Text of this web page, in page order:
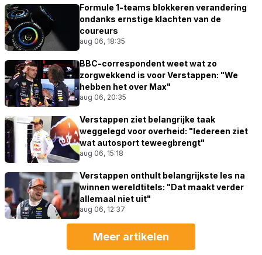
Formule 1-teams blokkeren verandering
ondanks ernstige klachten van de
coureurs
aug 06, 18:35
BBC-correspondent weet wat zo
zorgwekkend is voor Verstappen: "We
hebben het over Max"
aug 06, 20:35
Verstappen ziet belangrijke taak
weggelegd voor overheid: "Iedereen ziet
wat autosport teweegbrengt"
aug 06, 15:18
Verstappen onthult belangrijkste les na
winnen wereldtitels: "Dat maakt verder
allemaal niet uit"
aug 06, 12:37
Meer artikelen